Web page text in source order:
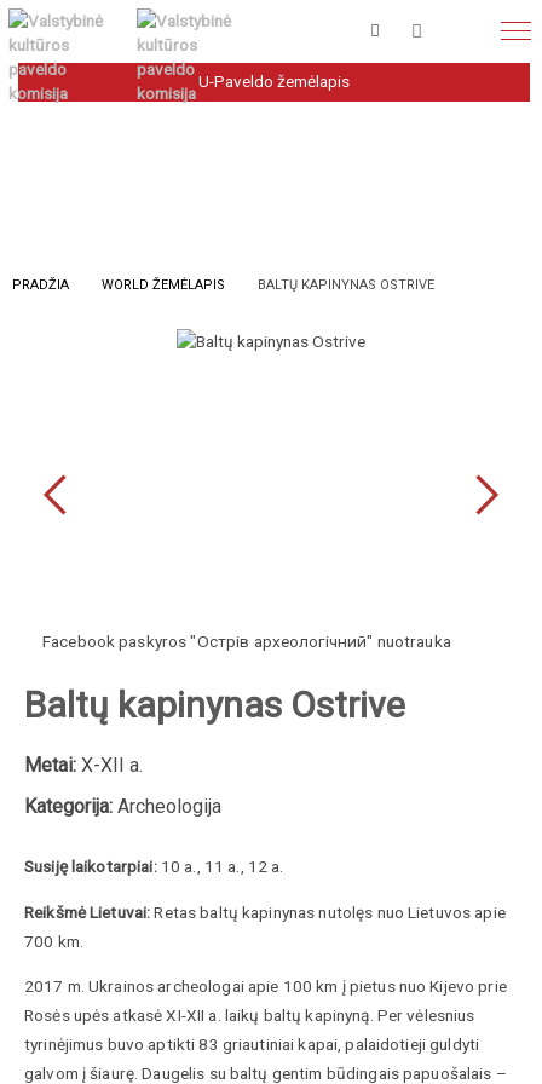
U-Paveldo žemėlapis
PRADŽIA WORLD ŽEMĖLAPIS BALTŲ KAPINYNAS OSTRIVE
Facebook paskyros "Острів археологічний" nuotrauka
Baltų kapinynas Ostrive
Metai: X-XII a.
Kategorija: Archeologija
Susiję laikotarpiai:10 a., 11 a., 12 a.
Reikšmė Lietuvai:Retas baltų kapinynas nutolęs nuo Lietuvos apie
700 km.
2017 m. Ukrainos archeologai apie 100 km į pietus nuo Kijevo prie
Rosės upės atkasė XI-XII a. laikų baltų kapinyną. Per vėlesnius
tyrinėjimus buvo aptikti 83 griautiniai kapai, palaidotieji guldyti
galvom į šiaurę. Daugelis su baltų gentim būdingais papuošalais –